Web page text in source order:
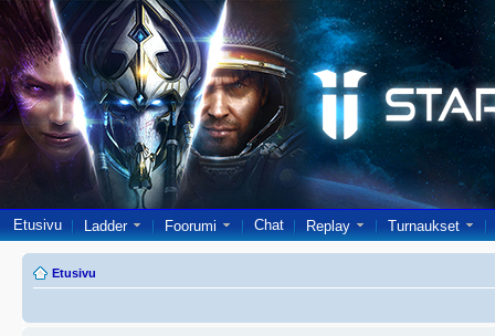
Etusivu Ladder Foorumi Chat Replay Turnaukset
Etusivu